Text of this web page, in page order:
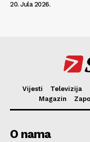
20. Jula 2026.
Vijesti Televizija
Magazin
O nama